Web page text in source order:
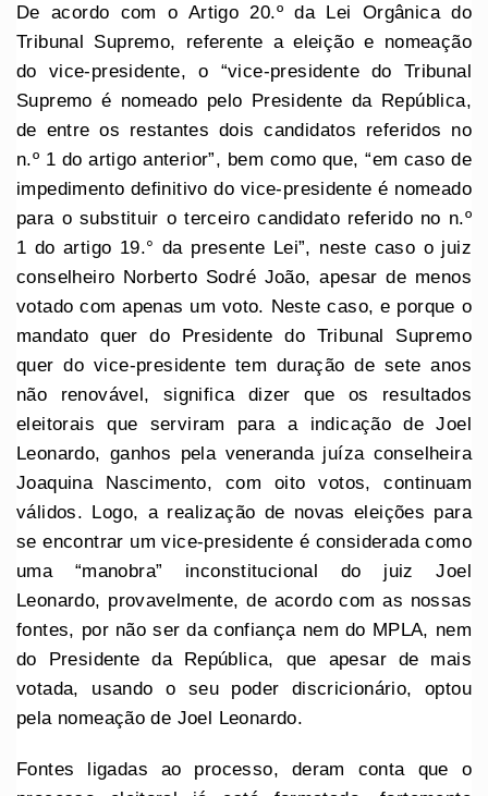
De acordo com o Artigo 20.º da Lei Orgânica do
Tribunal Supremo, referente a eleição e nomeação
do vice-presidente, o “vice-presidente do Tribunal
Supremo é nomeado pelo Presidente da República,
de entre os restantes dois candidatos referidos no
n.º 1 do artigo anterior”, bem como que, “em caso de
impedimento definitivo do vice-presidente é nomeado
para o substituir o terceiro candidato referido no n.º
1 do artigo 19.° da presente Lei”, neste caso o juiz
conselheiro Norberto Sodré João, apesar de menos
votado com apenas um voto. Neste caso, e porque o
mandato quer do Presidente do Tribunal Supremo
quer do vice-presidente tem duração de sete anos
não renovável, significa dizer que os resultados
eleitorais que serviram para a indicação de Joel
Leonardo, ganhos pela veneranda juíza conselheira
Joaquina Nascimento, com oito votos, continuam
válidos. Logo, a realização de novas eleições para
se encontrar um vice-presidente é considerada como
uma “manobra” inconstitucional do juiz Joel
Leonardo, provavelmente, de acordo com as nossas
fontes, por não ser da confiança nem do MPLA, nem
do Presidente da República, que apesar de mais
votada, usando o seu poder discricionário, optou
pela nomeação de Joel Leonardo.
Fontes ligadas ao processo, deram conta que o